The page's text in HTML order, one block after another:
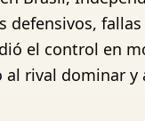
defensivos,
el control en
rival dominar y